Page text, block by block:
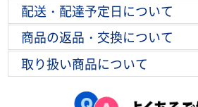
配送・配達予定日について
商品の返品・交換について
取り扱い商品について